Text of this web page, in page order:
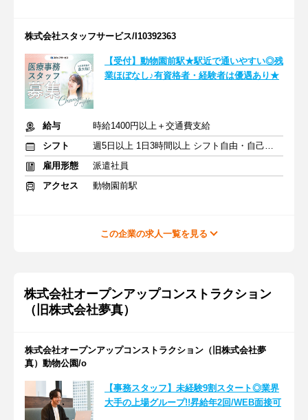
株式会社スタッフサービス/I10392363
【受付】動物園前駅★駅近で通いやすい◎残
業ほぼなし♪有資格者・経験者は優遇あり★
給与
時給1400円以上＋交通費支給
シフト
週5日以上 1日3時間以上 シフト自由・自己申告
雇用形態
派遣社員
アクセス
動物園前駅
この企業の求人一覧を見る
株式会社オープンアップコンストラクション
（旧株式会社夢真）
株式会社オープンアップコンストラクション（旧株式会社夢
真）動物公園/o
【事務スタッフ】未経験9割スタート◎業界
大手の上場グループ!!昇給年2回/WEB面接可